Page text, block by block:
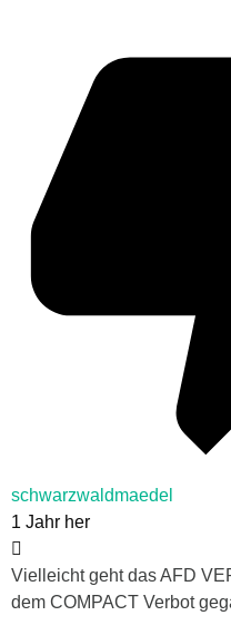
schwarzwaldmaedel
1 Jahr her
Vielleicht geht das AFD
dem COMPACT Verbot